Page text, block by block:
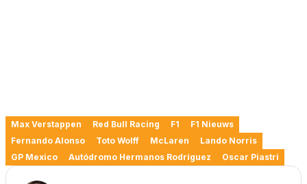
Max Verstappen Red Bull Racing F1
F1 Nieuws
Fernando Alonso
Toto Wolff McLaren
Lando Norris
GP Mexico
Autódromo Hermanos Rodríguez Oscar Piastri